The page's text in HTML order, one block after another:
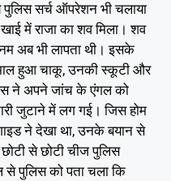
सर्च ऑपरेशन भी चलाया
में राजा का शव मिला। शव
अब भी लापता थी। इसके
हुआ चाकू, उनकी स्कूटी और
ने अपने जांच के एंगल को
जुटाने में लग गई। जिस होम
ने देखा था, उनके बयान से
से छोटी चीज पुलिस
पुलिस को पता चला कि